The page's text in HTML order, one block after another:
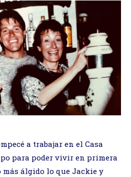
a trabajar en el Casa
para poder vivir en primera
más álgido lo que Jackie y